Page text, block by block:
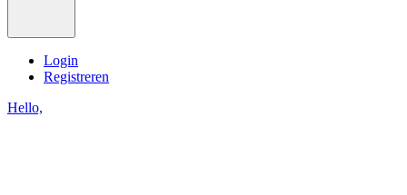
Login
Registreren
Hello,